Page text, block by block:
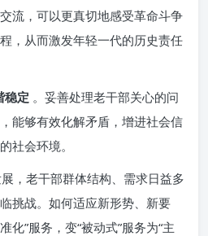
流，可以更真切地感受革命斗争
，从而激发年轻一代的历史责任
稳定 。妥善处理老干部关心的问
能够有效化解矛盾，增进社会信
社会环境。
，老干部群体结构、需求日益多
挑战。如何适应新形势、新要
化”服务，变“被动式”服务为“主